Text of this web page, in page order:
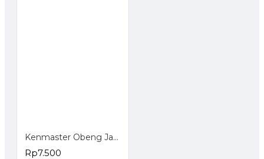
Kenmaster Obeng Jam Set 6 Pcs
Rp7.500